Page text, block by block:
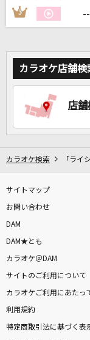
3
カラオケ店舗検
店舗
カラオケ検索 「ライ
サイトマップ
お問い合わせ
DAM
DAM★とも
カラオケ＠DAM
サイトのご利用について
カラオケご利用にあたっ
利用規約
特定商取引法に基づく表